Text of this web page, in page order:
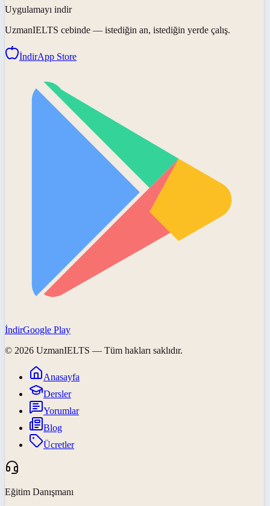
Uygulamayı indir
UzmanIELTS cebinde — istediğin an, istediğin yerde çalış.
İndirApp Store
İndirGoogle Play
© 2026 UzmanIELTS — Tüm hakları saklıdır.
Anasayfa
Dersler
Yorumlar
Blog
Ücretler
Eğitim Danışmanı